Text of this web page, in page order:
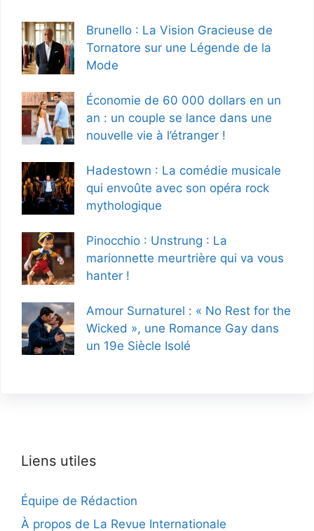
Brunello : La Vision Gracieuse de
Tornatore sur une Légende de la
Mode
Économie de 60 000 dollars en un
an : un couple se lance dans une
nouvelle vie à l’étranger !
Hadestown : La comédie musicale
qui envoûte avec son opéra rock
mythologique
Pinocchio : Unstrung : La
marionnette meurtrière qui va vous
hanter !
Amour Surnaturel : « No Rest for the
Wicked », une Romance Gay dans
un 19e Siècle Isolé
Liens utiles
Équipe de Rédaction
À propos de La Revue Internationale